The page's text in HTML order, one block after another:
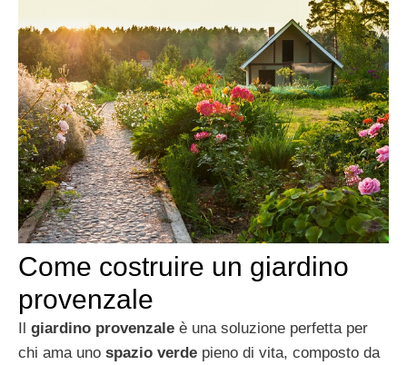
Come costruire un giardino
provenzale
Il giardino provenzale è una soluzione perfetta per
chi ama uno spazio verde pieno di vita, composto da